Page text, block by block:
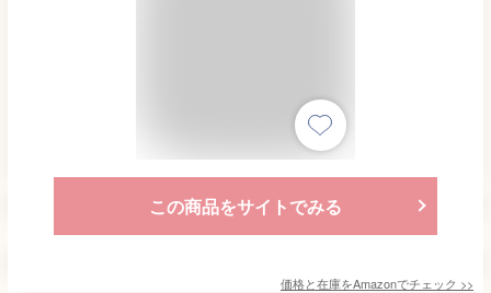
この商品をサイトでみる
価格と在庫をAmazonでチェック >>